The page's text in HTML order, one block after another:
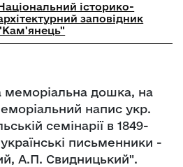
історико-
заповідник
меморіальна дошка, на
напис укр.
семінарії в 1849-
письменники -
А.П. Свидницький".